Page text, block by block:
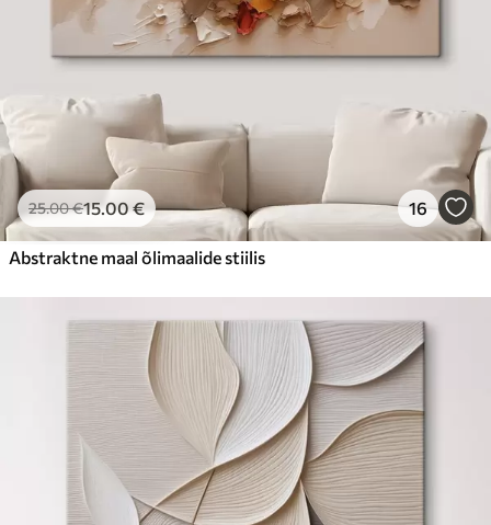
25.00€15.00€ 16
Abstraktne maal õlimaalide stiilis